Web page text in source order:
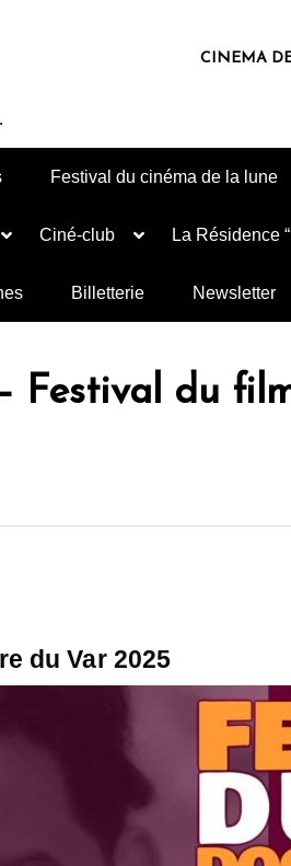
CINEMA
Festival du cinéma de la lune
Ciné-club La Résidence
Billetterie Newsletter
Festival du
du Var 2025